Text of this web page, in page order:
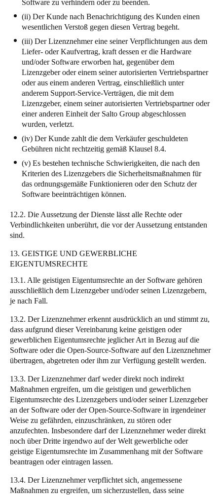
Software zu verhindern oder zu beenden.
(ii) Der Kunde nach Benachrichtigung des Kunden einen
wesentlichen Verstoß gegen diesen Vertrag begeht.
(iii) Der Lizenznehmer eine seiner Verpflichtungen aus dem
Liefer- oder Kaufvertrag, kraft dessen er die Hardware
und/oder Software erworben hat, gegenüber dem
Lizenzgeber oder einem seiner autorisierten Vertriebspartner
oder aus einem anderen Vertrag, einschließlich unter
anderem Support-Service-Verträgen, die mit dem
Lizenzgeber, einem seiner autorisierten Vertriebspartner oder
einer anderen Einheit der Salto Group abgeschlossen
wurden, verletzt.
(iv) Der Kunde zahlt die dem Verkäufer geschuldeten
Gebühren nicht rechtzeitig gemäß Klausel 8.4.
(v) Es bestehen technische Schwierigkeiten, die nach den
Kriterien des Lizenzgebers die Sicherheitsmaßnahmen für
das ordnungsgemäße Funktionieren oder den Schutz der
Software beeinträchtigen können.
12.2. Die Aussetzung der Dienste lässt alle Rechte oder
Verbindlichkeiten unberührt, die vor der Aussetzung entstanden
sind.
13. GEISTIGE UND GEWERBLICHE
EIGENTUMSRECHTE
13.1. Alle geistigen Eigentumsrechte an der Software gehören
ausschließlich dem Lizenzgeber und/oder seinen Lizenzgebern,
je nach Fall.
13.2. Der Lizenznehmer erkennt ausdrücklich an und stimmt zu,
dass aufgrund dieser Vereinbarung keine geistigen oder
gewerblichen Eigentumsrechte jeglicher Art in Bezug auf die
Software oder die Open-Source-Software auf den Lizenznehmer
übertragen, abgetreten oder ihm zur Verfügung gestellt werden.
13.3. Der Lizenznehmer darf weder direkt noch indirekt
Maßnahmen ergreifen, um die geistigen und gewerblichen
Eigentumsrechte des Lizenzgebers und/oder seiner Lizenzgeber
an der Software oder der Open-Source-Software in irgendeiner
Weise zu gefährden, einzuschränken, zu stören oder
anzufechten. Insbesondere darf der Lizenznehmer weder direkt
noch über Dritte irgendwo auf der Welt gewerbliche oder
geistige Eigentumsrechte im Zusammenhang mit der Software
beantragen oder eintragen lassen.
13.4. Der Lizenznehmer verpflichtet sich, angemessene
Maßnahmen zu ergreifen, um sicherzustellen, dass seine